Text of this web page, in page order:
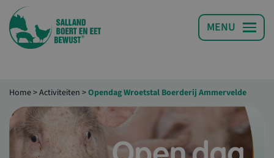
Home>Activiteiten >Opendag Wroetstal Boerderij Ammervelde